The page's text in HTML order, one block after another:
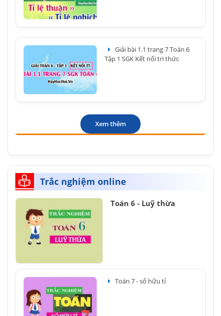
Giải bài 1.1 trang 7 Toán 6
Tập 1 SGK Kết nối tri thức
Xem thêm
Trắc nghiệm online
Toán 6 - Luỹ thừa
Toán 7 - số hữu tỉ